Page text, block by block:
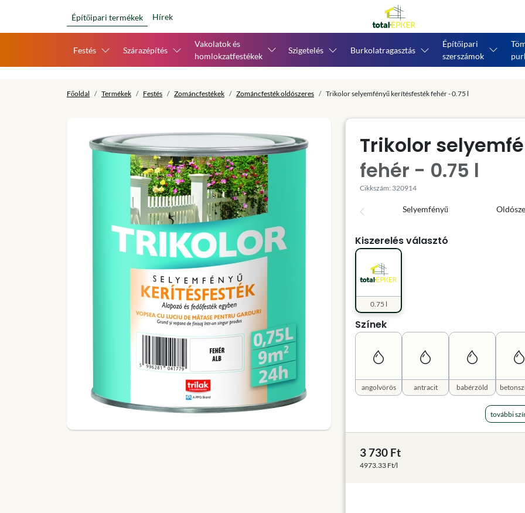
Építőipari termékek Hírek
Festés Szárazépítés
Vakolatok és
homlokzatfestékek
Szigetelés Burkolatragasztás
Építőipari
szerszámok
Főoldal Termékek Festés Zománcfestékek Zománcfesték oldószeres Trikolor selyemfényű kerítésfesték fehér - 0.75 l
Trikolor
fehér - 0.75 l
Cikkszám: 320914
Selyemfényű
Kiszerelés választó
0.75 l
Színek
angolvörös antracit babérzöld
további
3 730 Ft
4973.33 Ft/l